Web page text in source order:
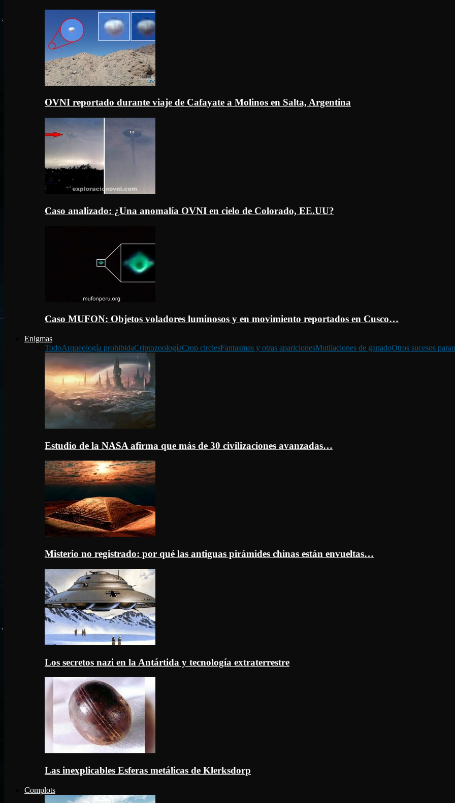
OVNI reportado durante viaje de Cafayate a Molinos en Salta, Argentina
Caso analizado: ¿Una anomalía OVNI en cielo de Colorado, EE.UU?
Caso MUFON: Objetos voladores luminosos y en movimiento reportados en Cusco…
Enigmas
TodoArqueología prohibidaCriptozoologíaCrop circlesFantasmas y otras aparicionesMutilaciones de ganadoOtros sucesos
Estudio de la NASA afirma que más de 30 civilizaciones avanzadas…
Misterio no registrado: por qué las antiguas pirámides chinas están envueltas…
Los secretos nazi en la Antártida y tecnología extraterrestre
Las inexplicables Esferas metálicas de Klerksdorp
Complots